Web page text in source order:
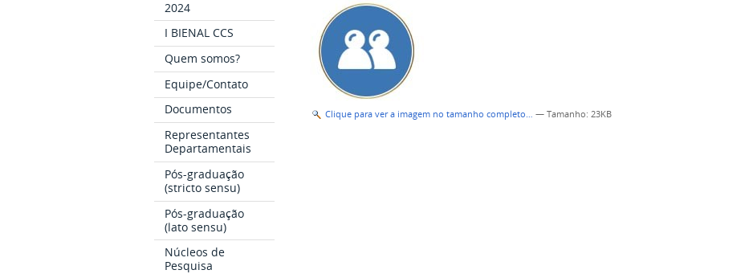
2024
I BIENAL CCS
Quem somos?
Equipe/Contato
Documentos
Representantes
Departamentais
Pós-graduação
(stricto sensu)
Pós-graduação
(lato sensu)
Núcleos de
Pesquisa
Clique para ver a imagem no tamanho completo… —Tamanho: 23KB